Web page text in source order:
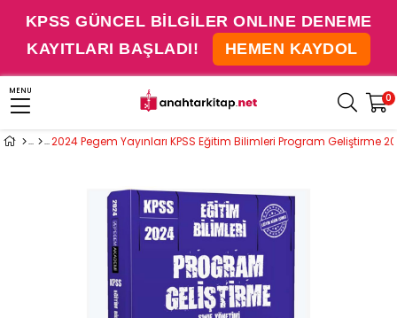
KPSS GÜNCEL BİLGİLER ONLINE DENEME
KAYITLARI BAŞLADI!
HEMEN KAYDOL
MENU 0